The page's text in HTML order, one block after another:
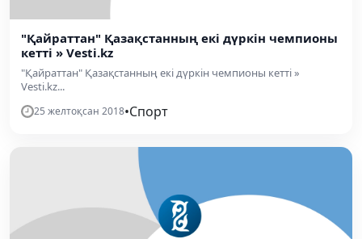
"Қайраттан" Қазақстанның екі дүркін чемпионы
кетті » Vesti.kz
"Қайраттан" Қазақстанның екі дүркін чемпионы кетті »
Vesti.kz...
25 желтоқсан 2018•Спорт